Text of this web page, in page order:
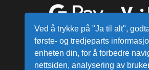
Ved å trykke på "Ja til alt",
første- og tredjeparts
enheten din, for å forbedre
nettsiden, analysering av